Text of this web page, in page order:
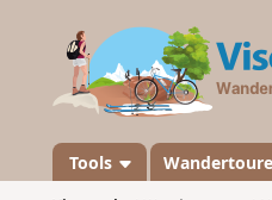
Tools